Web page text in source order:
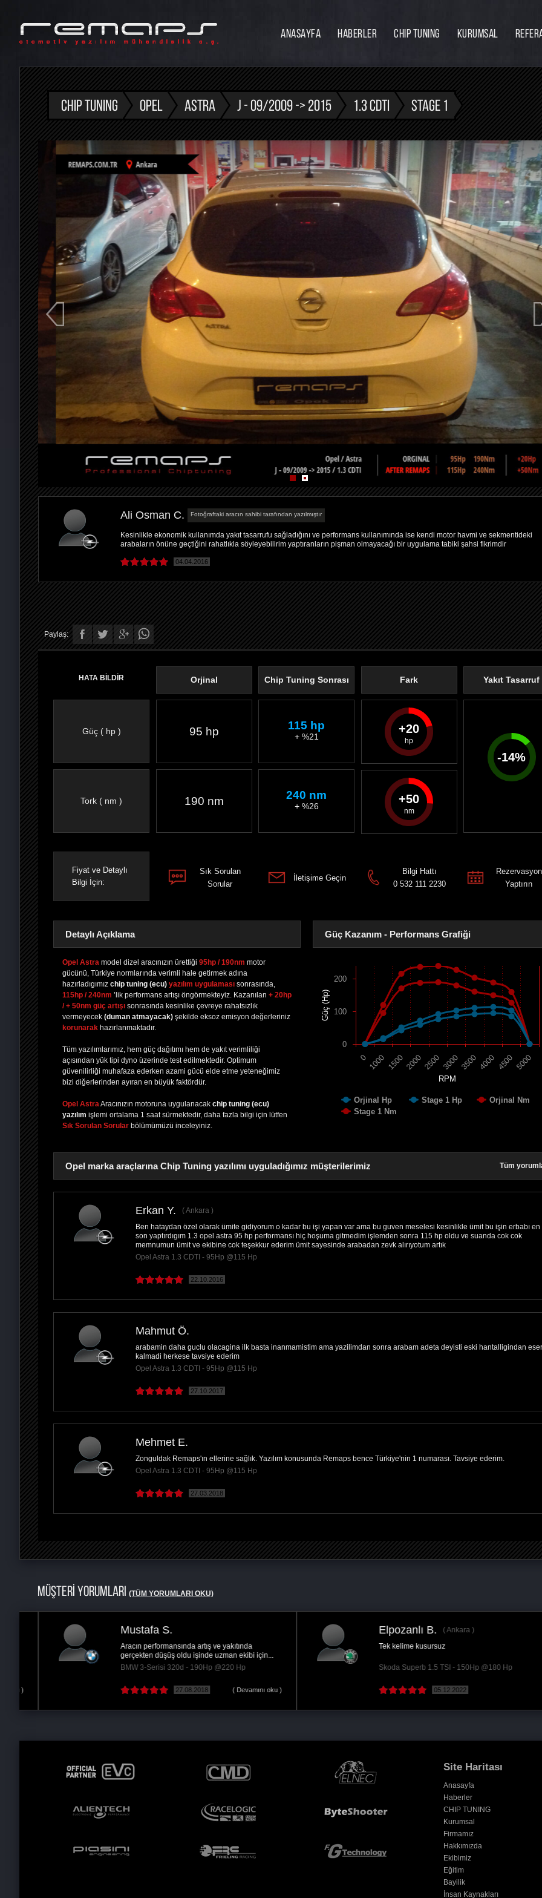
ANASAYFA HABERLER CHIP TUNING KURUMSAL
İnsan Kaynakları
CHIP TUNING OPEL ASTRA J - 09/2009 -> 2015 1.3 CDTI STAGE 1
Ali Osman C. Fotoğraftaki aracın sahibi tarafından yazılmıştır
Kesinlikle ekonomik kullanımda yakıt tasarrufu sağladığını ve performans kullanımında ise kendi motor havmi ve sekmentideki
arabaların önüne geçtiğini rahatlıkla söyleyebilirim yaptıranların pişman olmayacağı bir uygulama tabiki şahsi fikrimdir
04.04.2016
Paylaş:
PAYLAŞPAYLAŞPLUS'TA
PAYLAŞ
PAYLAŞ
HATA BİLDİR
Güç ( hp )
Tork ( nm )
Orjinal
95 hp
190 nm
Chip Tuning Sonrası
115 hp
+ %21
240 nm
+ %26
Fark
20
50
Yakıt Tasarruf
-14%
Fiyat ve Detaylı
Bilgi İçin:
Sık Sorulan
Sorular
İletişime Geçin
Bilgi Hattı
0 532 111 2230
Rezervasyon
Yaptırın
Detaylı Açıklama
Opel Astra model dizel aracınızın ürettiği 95hp / 190nm motor
gücünü, Türkiye normlarında verimli hale getirmek adına
hazırladıgımız chip tuning (ecu) yazılım uygulaması sonrasında,
115hp / 240nm ’lik performans artışı öngörmekteyiz. Kazanılan + 20hp
/ + 50nm güç artışı sonrasında kesinlike çevreye rahatsızlık
vermeyecek (duman atmayacak) şekilde eksoz emisyon değerleriniz
korunarak hazırlanmaktadır.
Tüm yazılımlarımız, hem güç dağıtımı hem de yakıt verimliliği
açısından yük tipi dyno üzerinde test edilmektedir. Optimum
güvenilirliği muhafaza ederken azami gücü elde etme yeteneğimiz
bizi diğerlerinden ayıran en büyük faktördür.
Opel AstraAracınızın motoruna uygulanacak chip tuning (ecu)
yazılım işlemi ortalama 1 saat sürmektedir, daha fazla bilgi için lütfen
Sık Sorulan Sorular bölümümüzü inceleyiniz.
Güç Kazanım - Performans Grafiği
RPM
Güç (Hp)
Orjinal Hp Stage 1 Hp
Orjinal Nm
Stage 1 Nm
0 1000 150020002500 30003500 4000 4500 5000
0
100
200
Opel marka araçlarına Chip Tuning yazılımı uyguladığımız müşterilerimiz Tüm
Erkan Y.
Ankara
Ben hataydan özel olarak ümite gidiyorum o kadar bu işi yapan var ama bu guven meselesi kesinlikle ümit bu işin erbabı en
son yaptırdıgım 1.3 opel astra 95 hp performansı hiç hoşuma gitmedim işlemden sonra 115 hp oldu ve suanda cok cok
memnumun ümit ve ekibine cok teşekkur ederim ümit sayesinde arabadan zevk alırıyotum artık
Opel Astra 1.3 CDTI - 95Hp @115 Hp
22.10.2016
Mahmut Ö.
arabamin daha guclu olacagina ilk basta inanmamistim ama yazilimdan sonra arabam adeta deyisti eski hantalligindan eser
kalmadi herkese tavsiye ederim
Opel Astra 1.3 CDTI - 95Hp @115 Hp
27.10.2017
Mehmet E.
Zonguldak Remaps'ın ellerine sağlık. Yazılım konusunda Remaps bence Türkiye'nin 1 numarası. Tavsiye ederim.
Opel Astra 1.3 CDTI - 95Hp @115 Hp
27.03.2018
MÜŞTERİ YORUMLARI (TÜM YORUMLARI OKU)
Mustafa S.
Aracın performansında artış ve yakıtında
gerçekten düşüş oldu işinde uzman ekibi için...
BMW 3-Serisi 320d - 190Hp @220 Hp
27.08.2018 ( Devamını oku )
Elpozanlı B.
Ankara
Tek kelime kusursuz
Skoda Superb 1.5 TSI - 150Hp @180 Hp
05.12.2022
Site Haritası
Anasayfa
Haberler
CHIP TUNING
Kurumsal
Firmamız
Hakkımızda
Ekibimiz
Eğitim
Bayilik
İnsan Kaynakları